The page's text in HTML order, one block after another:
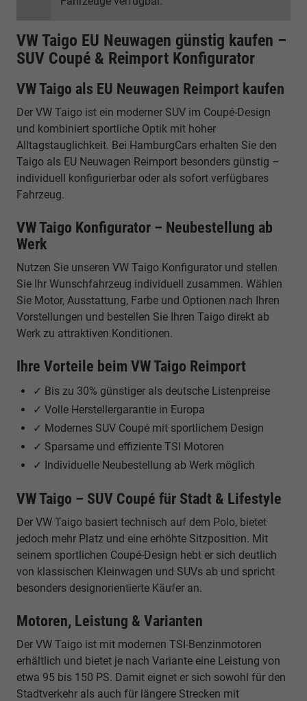
VW Taigo EU Neuwagen günstig kaufen –
SUV Coupé & Reimport Konfigurator
VW Taigo als EU Neuwagen Reimport kaufen
Der VW Taigo ist ein moderner SUV im Coupé-Design
und kombiniert sportliche Optik mit hoher
Alltagstauglichkeit. Bei HamburgCars erhalten Sie den
Taigo als EU Neuwagen Reimport besonders günstig –
individuell konfigurierbar oder als sofort verfügbares
Fahrzeug.
VW Taigo Konfigurator – Neubestellung ab
Werk
Nutzen Sie unseren VW Taigo Konfigurator und stellen
Sie Ihr Wunschfahrzeug individuell zusammen. Wählen
Sie Motor, Ausstattung, Farbe und Optionen nach Ihren
Vorstellungen und bestellen Sie Ihren Taigo direkt ab
Werk zu attraktiven Konditionen.
Ihre Vorteile beim VW Taigo Reimport
✓ Bis zu 30% günstiger als deutsche Listenpreise
✓ Volle Herstellergarantie in Europa
✓ Modernes SUV Coupé mit sportlichem Design
✓ Sparsame und effiziente TSI Motoren
✓ Individuelle Neubestellung ab Werk möglich
VW Taigo – SUV Coupé für Stadt & Lifestyle
Der VW Taigo basiert technisch auf dem Polo, bietet
jedoch mehr Platz und eine erhöhte Sitzposition. Mit
seinem sportlichen Coupé-Design hebt er sich deutlich
von klassischen Kleinwagen und SUVs ab und spricht
besonders designorientierte Käufer an.
Motoren, Leistung & Varianten
Der VW Taigo ist mit modernen TSI-Benzinmotoren
erhältlich und bietet je nach Variante eine Leistung von
etwa 95 bis 150 PS. Damit eignet er sich sowohl für den
Stadtverkehr als auch für längere Strecken mit